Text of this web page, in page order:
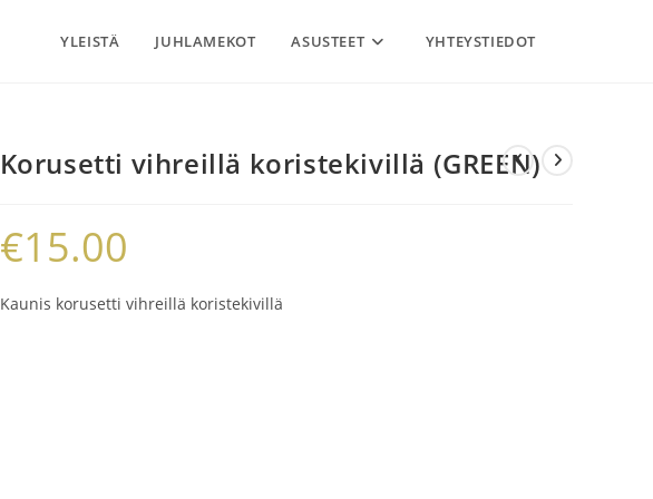
YLEISTÄ JUHLAMEKOT ASUSTEET YHTEYSTIEDOT
Korusetti vihreillä koristekivillä (GREEN)
€15.00
Kaunis korusetti vihreillä koristekivillä